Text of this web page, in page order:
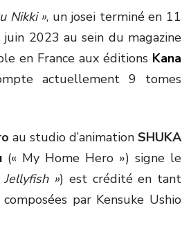
Nikki », un josei terminé en 11
2023 au sein du magazine
en France aux éditions Kana
actuellement 9 tomes
au studio d’animation SHUKA
(« My Home Hero ») signe le
Jellyfish ») est crédité en tant
par Kensuke Ushio